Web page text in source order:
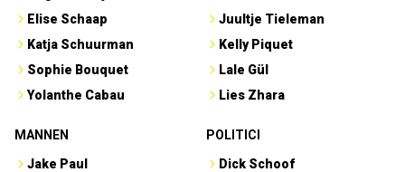
Elise Schaap
Katja Schuurman
Sophie Bouquet
Yolanthe Cabau
Juultje Tieleman
Kelly Piquet
Lale Gül
Lies Zhara
MANNEN
Jake Paul
POLITICI
Dick Schoof